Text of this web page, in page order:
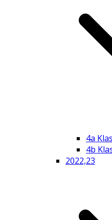
4a
4b
2022,23